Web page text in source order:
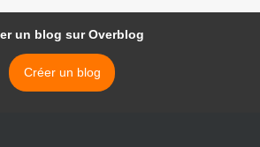
un blog sur Overblog
Créer un blog